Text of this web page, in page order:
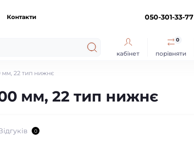
Контакти 050-301-33-77
кабінет порівняти
0
мм, 22 тип нижнє
мм, 22 тип нижнє
0